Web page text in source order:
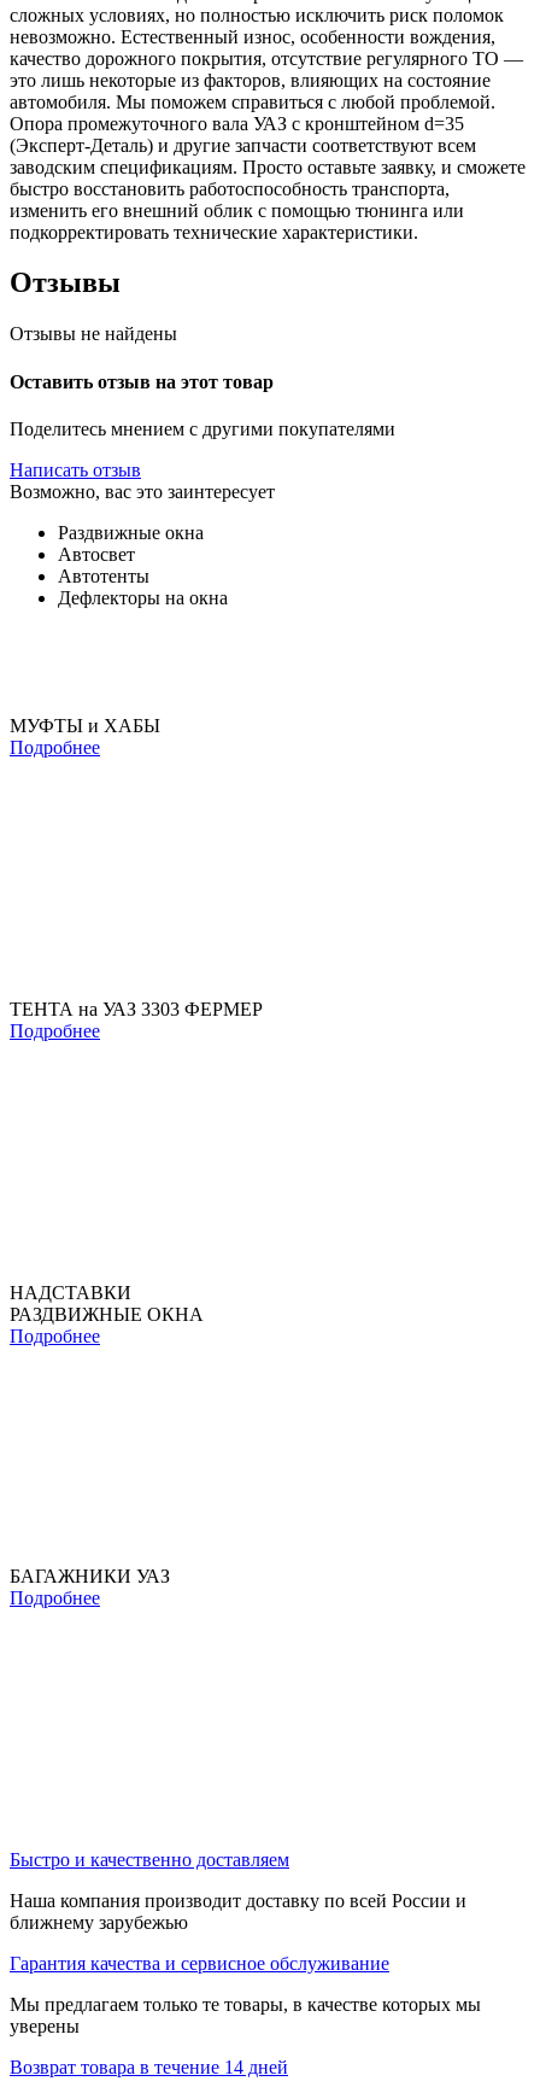
сложных условиях, но полностью исключить риск поломок
невозможно. Естественный износ, особенности вождения,
качество дорожного покрытия, отсутствие регулярного ТО —
это лишь некоторые из факторов, влияющих на состояние
автомобиля. Мы поможем справиться с любой проблемой.
Опора промежуточного вала УАЗ с кронштейном d=35
(Эксперт-Деталь) и другие запчасти соответствуют всем
заводским спецификациям. Просто оставьте заявку, и сможете
быстро восстановить работоспособность транспорта,
изменить его внешний облик с помощью тюнинга или
подкорректировать технические характеристики.
Отзывы
Отзывы не найдены
Оставить отзыв на этот товар
Поделитесь мнением с другими покупателями
Написать отзыв
Возможно, вас это заинтересует
Раздвижные окна
Автосвет
Автотенты
Дефлекторы на окна
МУФТЫ и ХАБЫ
Подробнее
ТЕНТА на УАЗ 3303 ФЕРМЕР
Подробнее
НАДСТАВКИ
РАЗДВИЖНЫЕ ОКНА
Подробнее
БАГАЖНИКИ УАЗ
Подробнее
Быстро и качественно доставляем
Наша компания производит доставку по всей России и
ближнему зарубежью
Гарантия качества и сервисное обслуживание
Мы предлагаем только те товары, в качестве которых мы
уверены
Возврат товара в течение 14 дней